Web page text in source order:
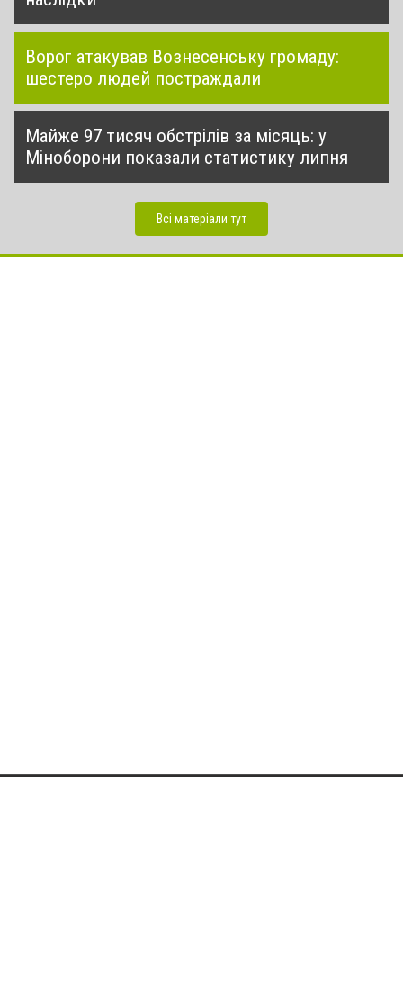
Ворог атакував Вознесенську громаду:
шестеро людей постраждали
Майже 97 тисяч обстрілів за місяць: у
Міноборони показали статистику липня
Всі матеріали тут